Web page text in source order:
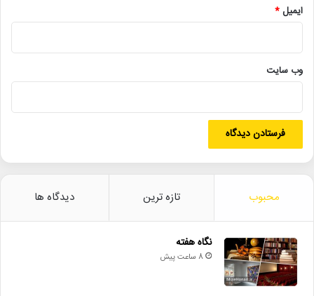
• افتتاح نمایش «یک فیل ناپدید شده است» با حضور ایرج راد
مرکز گسترش سینمای مستندوتجربی
ایمیل*
وب‌ سایت
محبوب تازه ترین دیدگاه ها
نگاه هفته
8 ساعت پیش